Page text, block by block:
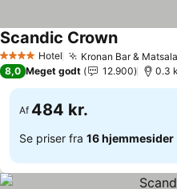
4 StjernerHotel Kronan Bar &
Scandic Crown
8,0 Meget godt 12.900 0.3
Af 484 kr.
Se priser fra 16 hjemmesider